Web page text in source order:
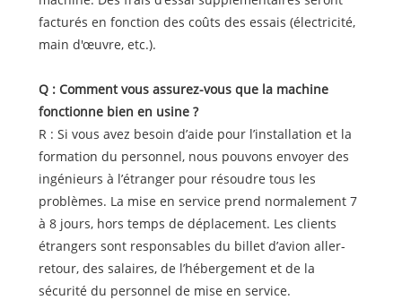
facturés en fonction des coûts des essais (électricité,
main d'œuvre, etc.).
Q : Comment vous assurez-vous que la machine
fonctionne bien en usine ?
R : Si vous avez besoin d’aide pour l’installation et la
formation du personnel, nous pouvons envoyer des
ingénieurs à l’étranger pour résoudre tous les
problèmes. La mise en service prend normalement 7
à 8 jours, hors temps de déplacement. Les clients
étrangers sont responsables du billet d’avion aller-
retour, des salaires, de l’hébergement et de la
sécurité du personnel de mise en service.